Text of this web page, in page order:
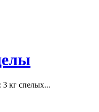
3 кг спелых...